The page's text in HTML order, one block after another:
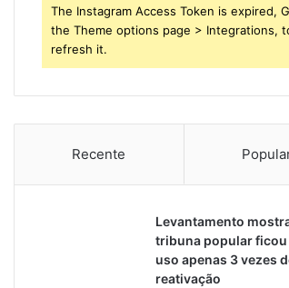
The Instagram Access Token is expired,
the Theme options page > Integrations,
refresh it.
Recente
Levantamento
tribuna popular ficou
uso apenas 3 vezes
reativação